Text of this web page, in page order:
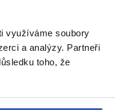
využíváme soubory
a analýzy. Partneři
toho, že
6.586
MÍSTA
dnes